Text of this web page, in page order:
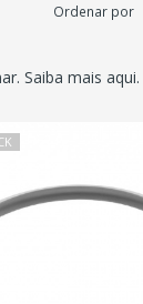
Ordenar por
Saiba mais aqui.